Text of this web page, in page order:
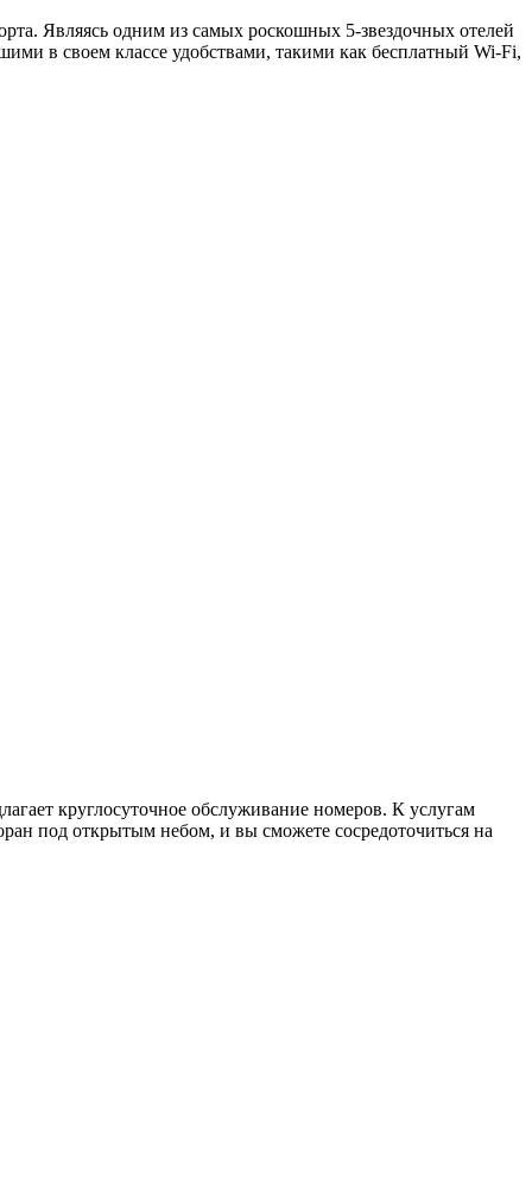
Являясь одним из самых роскошных 5-звездочных отелей
в своем классе удобствами, такими как бесплатный Wi-Fi,
круглосуточное обслуживание номеров. К услугам
под открытым небом, и вы сможете сосредоточиться на